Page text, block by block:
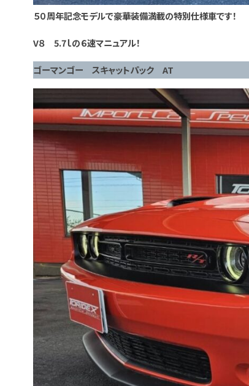
５０周年記念モデルで豪華装備満載の特別仕様車です！
V８ 5.7ｌの６速マニュアル！
ゴーマンゴー スキャットパック AT